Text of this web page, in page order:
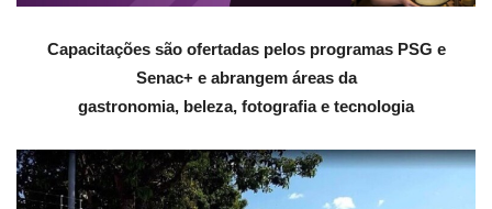
Capacitações são ofertadas pelos programas PSG e
Senac+ e abrangem áreas da
gastronomia, beleza, fotografia e tecnologia